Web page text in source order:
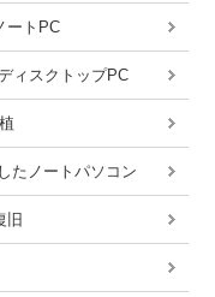
ートPC
ィスクトップPC
たノートパソコン
旧